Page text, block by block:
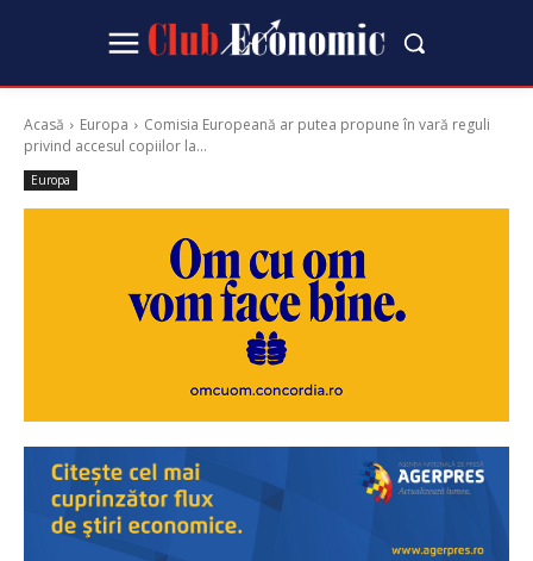
Acasă Europa
Comisia Europeană ar putea propune în vară reguli
privind accesul copiilor la...
Europa